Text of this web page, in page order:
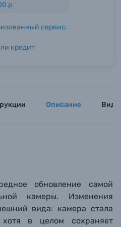
товары)
р
сервис.
кредит
Описание
обновление самой
камеры. Изменения
вида: камера стала
хотя в целом сохраняет